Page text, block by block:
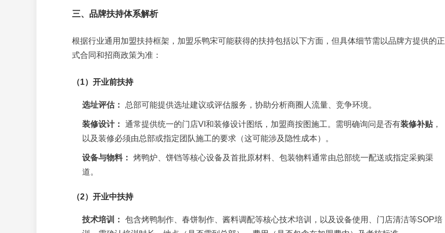
三、品牌扶持体系解析
根据行业通用加盟扶持框架，加盟乐鸭宋可能获得的扶持包括以下方面，但具体细节需以品牌方提供的正
式合同和招商政策为准：
（1）开业前扶持
选址评估： 总部可能提供选址建议或评估服务，协助分析商圈人流量、竞争环境。
装修设计： 通常提供统一的门店VI和装修设计图纸，加盟商按图施工。需明确询问是否有装修补贴，
以及装修必须由总部或指定团队施工的要求（这可能涉及隐性成本）。
设备与物料：
烤鸭炉、饼铛等核心设备及首批原材料、包装物料通常由总部统一配送或指定采购渠
道。
（2）开业中扶持
技术培训：
包含烤鸭制作、春饼制作、酱料调配等核心技术培训，以及设备使用、门店清洁等SOP培